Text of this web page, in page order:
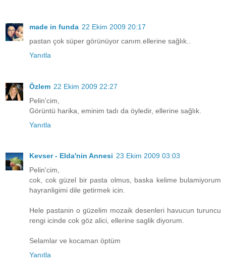
made in funda 22 Ekim 2009 20:17
pastan çok süper görünüyor canım.ellerine sağlık..
Yanıtla
Özlem 22 Ekim 2009 22:27
Pelin'cim,
Görüntü harika, eminim tadı da öyledir, ellerine sağlık.
Yanıtla
Kevser - Elda'nin Annesi 23 Ekim 2009 03:03
Pelin'cim,
cok, cok güzel bir pasta olmus, baska kelime bulamiyorum
hayranligimi dile getirmek icin.
Hele pastanin o güzelim mozaik desenleri havucun turuncu
rengi icinde cok göz alici, ellerine saglik diyorum.
Selamlar ve kocaman öptüm
Yanıtla